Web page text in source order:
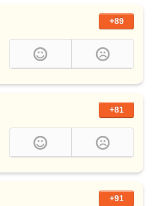
+89
+81
+91